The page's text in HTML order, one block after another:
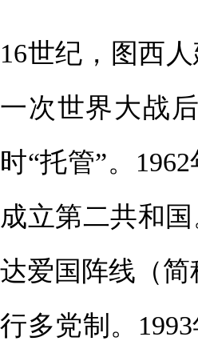
16世纪，图西
一次世界大战
时“托管”。
成立第二共和
达爱国阵线（简
行多党制。